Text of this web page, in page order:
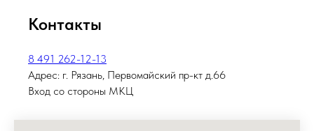
Контакты
8 491 262-12-13
Адрес: г. Рязань, Первомайский пр-кт д.66
Вход со стороны МКЦ